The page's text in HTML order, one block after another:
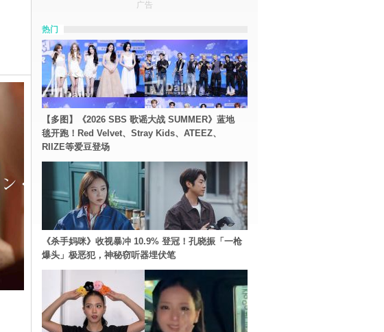
广告
热门
【多图】《2026 SBS 歌谣大战 SUMMER》蓝地
毯开跑！Red Velvet、Stray Kids、ATEEZ、
RIIZE等爱豆登场
《杀手妈咪》收视暴冲 10.9% 登冠！孔晓振「一枪
爆头」极恶犯，神秘窃听器埋伏笔